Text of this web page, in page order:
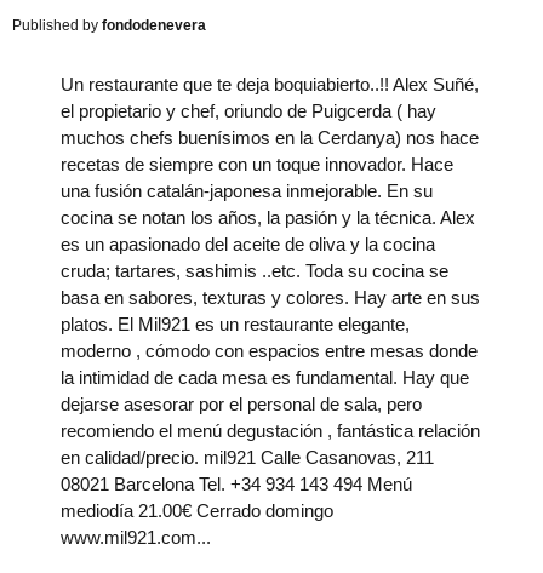
fondodenevera
Un restaurante que te deja boquiabierto..!! Alex Suñé,
el propietario y chef, oriundo de Puigcerda ( hay
muchos chefs buenísimos en la Cerdanya) nos hace
recetas de siempre con un toque innovador. Hace
una fusión catalán-japonesa inmejorable. En su
cocina se notan los años, la pasión y la técnica. Alex
es un apasionado del aceite de oliva y la cocina
cruda; tartares, sashimis ..etc. Toda su cocina se
basa en sabores, texturas y colores. Hay arte en sus
platos. El Mil921 es un restaurante elegante,
moderno , cómodo con espacios entre mesas donde
la intimidad de cada mesa es fundamental. Hay que
dejarse asesorar por el personal de sala, pero
recomiendo el menú degustación , fantástica relación
en calidad/precio. mil921 Calle Casanovas, 211
08021 Barcelona Tel. +34 934 143 494 Menú
mediodía 21.00€ Cerrado domingo
www.mil921.com